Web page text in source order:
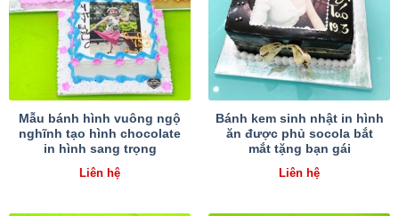
Mẫu bánh hình vuông ngộ
nghĩnh tạo hình chocolate
in hình sang trọng
Liên hệ
Bánh kem sinh nhật in hình
ăn được phủ socola bắt
mắt tặng bạn gái
Liên hệ